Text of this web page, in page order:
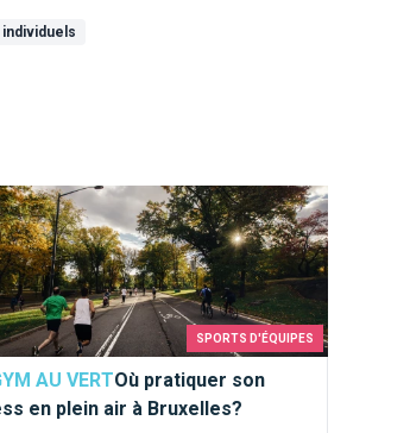
SPORTS D'ÉQUIPES
AU VERTOù pratiquer son
en plein air à Bruxelles?
son fitness en plein air à Bruxelles?